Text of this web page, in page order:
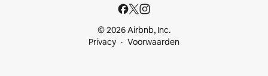
© 2026 Airbnb, Inc.
Privacy
Voorwaarden